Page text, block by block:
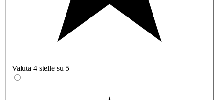
Valuta 4 stelle su 5